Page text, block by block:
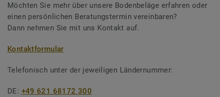
Möchten Sie mehr über unsere Bodenbeläge erfahren oder
einen persönlichen Beratungstermin vereinbaren?
Dann nehmen Sie mit uns Kontakt auf.
Kontaktformular
Telefonisch unter der jeweiligen Ländernummer:
DE: +49 621 68172 300